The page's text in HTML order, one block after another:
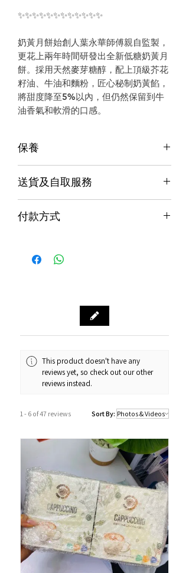
✨✨✨✨✨✨✨✨✨✨✨✨
奶黃月餅始創人葉永華師傅親自監製，
更花上兩年時間研發出全新低糖奶黃月
餅。採用天然麥芽糖醇，配上頂級芥花
籽油、牛油和麵粉，匠心秘制奶黃餡，
將甜度降至5%以內，但仍然保留到牛
油香氣和軟滑的口感。
保養
香港行貨;香港代理提供本地保養和維
物保障 (不包括人為損壞並須要保留完
送貨及自取服務
本地速遞
順豐到付/自取點
門市資料：觀塘秀茂坪商場街市74號鋪
營業時間：12:00 - 19:00
訂購及送貨時間
確認訂單後約1-4個工作天內發貨 (不包
的送貨時間，我們會透過以Whatsapp
付款方式
Alipay支付寶 / WeChat Pay微信支付 /
Octopus八達通 / Fps轉數快
This product doesn't have any
reviews yet, so check out our other
reviews instead.
1 - 6 of 47 reviews Sort By: